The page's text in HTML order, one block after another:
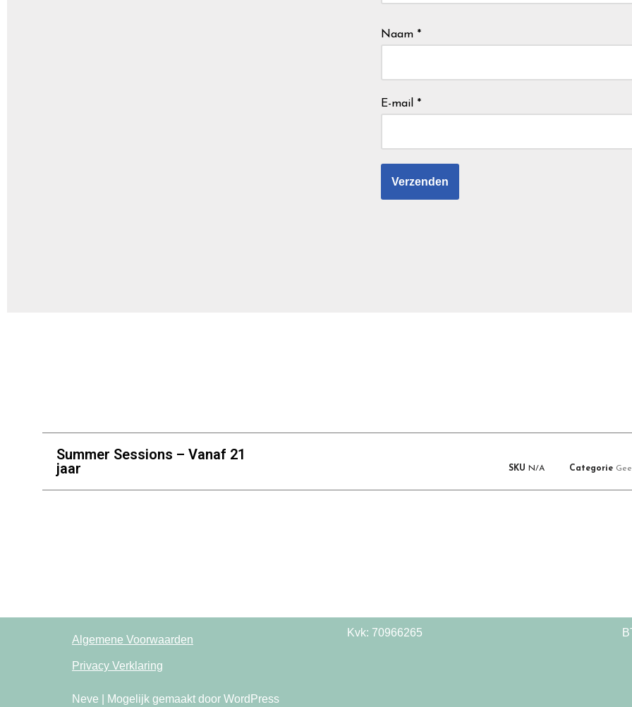
Naam *
E-mail *
Summer Sessions – Vanaf 21
jaar
SKU N/A Categorie
Algemene Voorwaarden
Privacy Verklaring
Neve | Mogelijk gemaakt door WordPress
Kvk: 70966265